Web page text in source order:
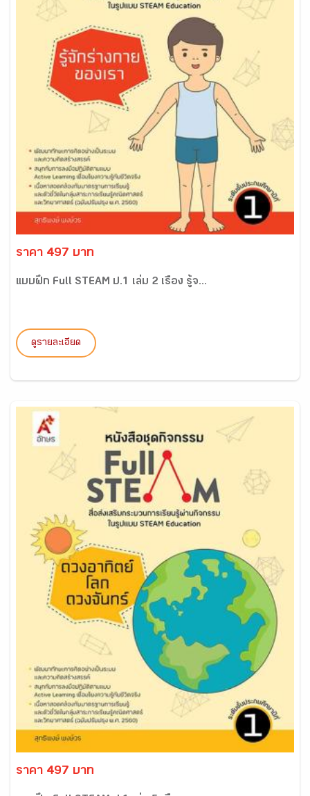
ราคา 497 บาท
แบบฝึก Full STEAM ป.1 เล่ม 2 เรื่อง รู้จ...
ดูรายละเอียด
ราคา 497 บาท